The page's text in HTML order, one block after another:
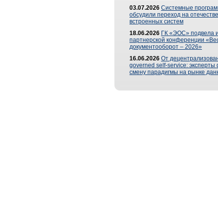
03.07.2026 Системные
обсудили переход на
встроенных систем
18.06.2026 ГК «ЭОС» подвела
партнерской конференции
документооборот – 2026»
16.06.2026 От
governed self-service: эксперты
смену парадигмы на рынке